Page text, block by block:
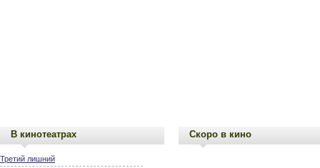
В кинотеатрах
Третий лишний
Скоро в кино